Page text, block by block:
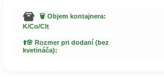
🗑️ Objem kontajnera:
K/Co/Clt
⬆️🌸 Rozmer pri dodaní (bez
kvetináča):